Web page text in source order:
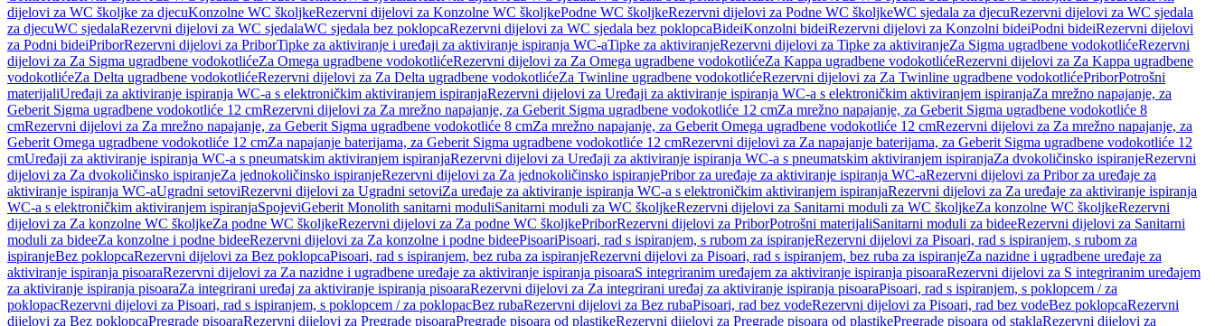
dijelovi za WC školjke za djecuKonzolne WC školjkeRezervni dijelovi za Konzolne WC školjkePodne WC školjkeRezervni dijelovi za Podne WC školjkeWC sjedala za djecuRezervni dijelovi za WC sjedala
za djecuWC sjedalaRezervni dijelovi za WC sjedalaWC sjedala bez poklopcaRezervni dijelovi za WC sjedala bez poklopcaBideiKonzolni bideiRezervni dijelovi za Konzolni bideiPodni bideiRezervni dijelovi
za Podni bideiPriborRezervni dijelovi za PriborTipke za aktiviranje i uređaji za aktiviranje ispiranja WC-aTipke za aktiviranjeRezervni dijelovi za Tipke za aktiviranjeZa Sigma ugradbene vodokotlićeRezervni
dijelovi za Za Sigma ugradbene vodokotlićeZa Omega ugradbene vodokotlićeRezervni dijelovi za Za Omega ugradbene vodokotlićeZa Kappa ugradbene vodokotlićeRezervni dijelovi za Za Kappa ugradbene
vodokotlićeZa Delta ugradbene vodokotlićeRezervni dijelovi za Za Delta ugradbene vodokotlićeZa Twinline ugradbene vodokotlićeRezervni dijelovi za Za Twinline ugradbene vodokotlićePriborPotrošni
materijaliUređaji za aktiviranje ispiranja WC-a s elektroničkim aktiviranjem ispiranjaRezervni dijelovi za Uređaji za aktiviranje ispiranja WC-a s elektroničkim aktiviranjem ispiranjaZa mrežno napajanje, za
Geberit Sigma ugradbene vodokotliće 12 cmRezervni dijelovi za Za mrežno napajanje, za Geberit Sigma ugradbene vodokotliće 12 cmZa mrežno napajanje, za Geberit Sigma ugradbene vodokotliće 8
cmRezervni dijelovi za Za mrežno napajanje, za Geberit Sigma ugradbene vodokotliće 8 cmZa mrežno napajanje, za Geberit Omega ugradbene vodokotliće 12 cmRezervni dijelovi za Za mrežno napajanje, za
Geberit Omega ugradbene vodokotliće 12 cmZa napajanje baterijama, za Geberit Sigma ugradbene vodokotliće 12 cmRezervni dijelovi za Za napajanje baterijama, za Geberit Sigma ugradbene vodokotliće 12
cmUređaji za aktiviranje ispiranja WC-a s pneumatskim aktiviranjem ispiranjaRezervni dijelovi za Uređaji za aktiviranje ispiranja WC-a s pneumatskim aktiviranjem ispiranjaZa dvokoličinsko ispiranjeRezervni
dijelovi za Za dvokoličinsko ispiranjeZa jednokoličinsko ispiranjeRezervni dijelovi za Za jednokoličinsko ispiranjePribor za uređaje za aktiviranje ispiranja WC-aRezervni dijelovi za Pribor za uređaje za
aktiviranje ispiranja WC-aUgradni setoviRezervni dijelovi za Ugradni setoviZa uređaje za aktiviranje ispiranja WC-a s elektroničkim aktiviranjem ispiranjaRezervni dijelovi za Za uređaje za aktiviranje ispiranja
WC-a s elektroničkim aktiviranjem ispiranjaSpojeviGeberit Monolith sanitarni moduliSanitarni moduli za WC školjkeRezervni dijelovi za Sanitarni moduli za WC školjkeZa konzolne WC školjkeRezervni
dijelovi za Za konzolne WC školjkeZa podne WC školjkeRezervni dijelovi za Za podne WC školjkePriborRezervni dijelovi za PriborPotrošni materijaliSanitarni moduli za bideeRezervni dijelovi za Sanitarni
moduli za bideeZa konzolne i podne bideeRezervni dijelovi za Za konzolne i podne bideePisoariPisoari, rad s ispiranjem, s rubom za ispiranjeRezervni dijelovi za Pisoari, rad s ispiranjem, s rubom za
ispiranjeBez poklopcaRezervni dijelovi za Bez poklopcaPisoari, rad s ispiranjem, bez ruba za ispiranjeRezervni dijelovi za Pisoari, rad s ispiranjem, bez ruba za ispiranjeZa nazidne i ugradbene uređaje za
aktiviranje ispiranja pisoaraRezervni dijelovi za Za nazidne i ugradbene uređaje za aktiviranje ispiranja pisoaraS integriranim uređajem za aktiviranje ispiranja pisoaraRezervni dijelovi za S integriranim uređajem
za aktiviranje ispiranja pisoaraZa integrirani uređaj za aktiviranje ispiranja pisoaraRezervni dijelovi za Za integrirani uređaj za aktiviranje ispiranja pisoaraPisoari, rad s ispiranjem, s poklopcem / za
poklopacRezervni dijelovi za Pisoari, rad s ispiranjem, s poklopcem / za poklopacBez rubaRezervni dijelovi za Bez rubaPisoari, rad bez vodeRezervni dijelovi za Pisoari, rad bez vodeBez poklopcaRezervni
dijelovi za Bez poklopcaPregrade pisoaraRezervni dijelovi za Pregrade pisoaraPregrade pisoara od plastikeRezervni dijelovi za Pregrade pisoara od plastikePregrade pisoara od staklaRezervni dijelovi za